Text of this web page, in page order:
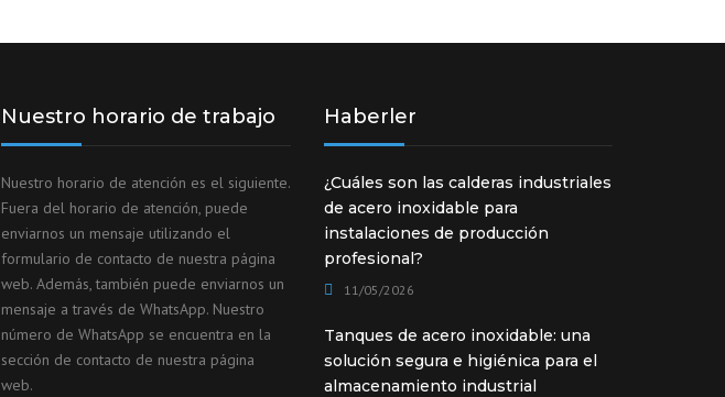
Nuestro horario de trabajo
Nuestro horario de atención es el siguiente.
Fuera del horario de atención, puede
enviarnos un mensaje utilizando el
formulario de contacto de nuestra página
web. Además, también puede enviarnos un
mensaje a través de WhatsApp. Nuestro
número de WhatsApp se encuentra en la
sección de contacto de nuestra página
web.
Haberler
¿Cuáles son las calderas industriales
de acero inoxidable para
instalaciones de producción
profesional?
11/05/2026
Tanques de acero inoxidable: una
solución segura e higiénica para el
almacenamiento industrial